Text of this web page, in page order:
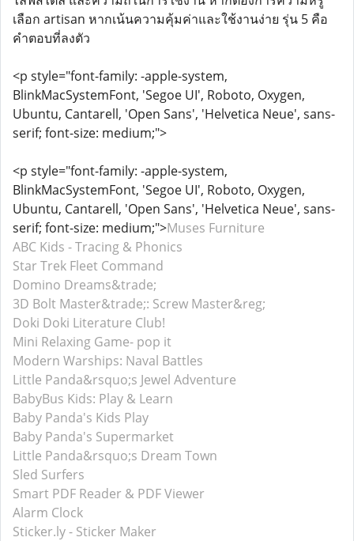
เลือก artisan หากเน้นความคุ้มค่าและใช้งานง่าย รุ่น 5 คือ
คำตอบที่ลงตัว
<p style="font-family: -apple-system,
BlinkMacSystemFont, 'Segoe UI', Roboto, Oxygen,
Ubuntu, Cantarell, 'Open Sans', 'Helvetica Neue', sans-
serif; font-size: medium;">
<p style="font-family: -apple-system,
BlinkMacSystemFont, 'Segoe UI', Roboto, Oxygen,
Ubuntu, Cantarell, 'Open Sans', 'Helvetica Neue', sans-
serif; font-size: medium;">Muses Furniture
ABC Kids - Tracing & Phonics
Star Trek Fleet Command
Domino Dreams&trade;
3D Bolt Master&trade;: Screw Master&reg;
Doki Doki Literature Club!
Mini Relaxing Game- pop it
Modern Warships: Naval Battles
Little Panda&rsquo;s Jewel Adventure
BabyBus Kids: Play & Learn
Baby Panda's Kids Play
Baby Panda's Supermarket
Little Panda&rsquo;s Dream Town
Sled Surfers
Smart PDF Reader & PDF Viewer
Alarm Clock
Sticker.ly - Sticker Maker